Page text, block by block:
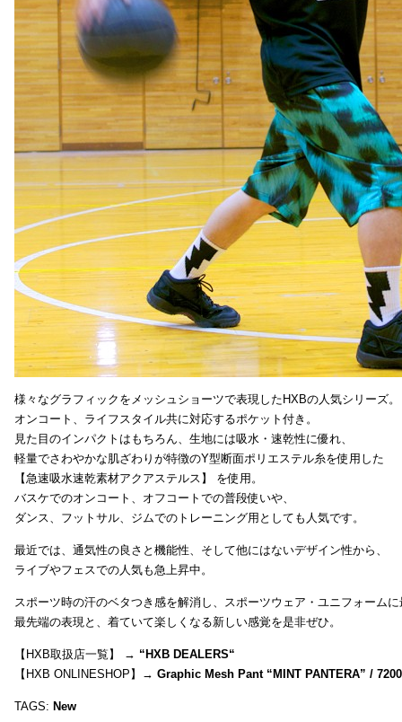
様々なグラフィックをメッシュショーツで表現したHXBの人気シリーズ。
オンコート、ライフスタイル共に対応するポケット付き。
見た目のインパクトはもちろん、生地には吸水・速乾性に優れ、
軽量でさわやかな肌ざわりが特徴のY型断面ポリエステル糸を使用した
【急速吸水速乾素材アクアステルス】 を使用。
バスケでのオンコート、オフコートでの普段使いや、
ダンス、フットサル、ジムでのトレーニング用としても人気です。
最近では、通気性の良さと機能性、そして他にはないデザイン性から、
ライブやフェスでの人気も急上昇中。
スポーツ時の汗のベタつき感を解消し、スポーツウェア・ユニフォーム
最先端の表現と、着ていて楽しくなる新しい感覚を是非ぜひ。
【HXB取扱店一覧】 → “HXB DEALERS“
【HXB ONLINESHOP】→ Graphic Mesh Pant “MINT PANTERA” /
TAGS: New